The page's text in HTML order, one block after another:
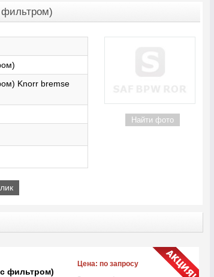
фильтром)
Knorr bremse
Найти фото
Цена: по запросу
фильтром)